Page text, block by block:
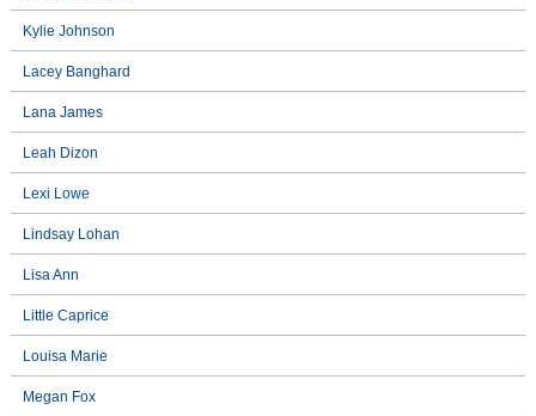
Kylie Johnson
Lacey Banghard
Lana James
Leah Dizon
Lexi Lowe
Lindsay Lohan
Lisa Ann
Little Caprice
Louisa Marie
Megan Fox